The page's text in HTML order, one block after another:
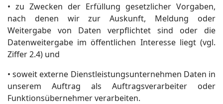
• zu Zwecken der Erfüllung gesetzlicher Vorgaben,
nach denen wir zur Auskunft, Meldung oder
Weitergabe von Daten verpflichtet sind oder die
Datenweitergabe im öffentlichen Interesse liegt (vgl.
Ziffer 2.4) und
• soweit externe Dienstleistungsunternehmen Daten in
unserem Auftrag als Auftragsverarbeiter oder
Funktionsübernehmer verarbeiten.